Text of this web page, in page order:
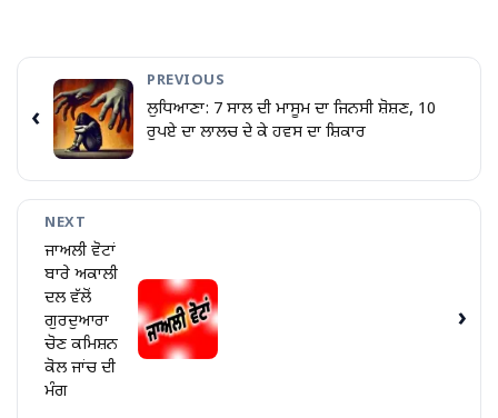
‹
PREVIOUS
ਲੁਧਿਆਣਾ: 7 ਸਾਲ ਦੀ ਮਾਸੂਮ ਦਾ ਜਿਨਸੀ ਸ਼ੋਸ਼ਣ, 10
ਰੁਪਏ ਦਾ ਲਾਲਚ ਦੇ ਕੇ ਹਵਸ ਦਾ ਸ਼ਿਕਾਰ
NEXT
ਜਾਅਲੀ ਵੋਟਾਂ
ਬਾਰੇ ਅਕਾਲੀ
ਦਲ ਵੱਲੋਂ
ਗੁਰਦੁਆਰਾ
ਚੋਣ ਕਮਿਸ਼ਨ
ਕੋਲ ਜਾਂਚ ਦੀ
ਮੰਗ
›